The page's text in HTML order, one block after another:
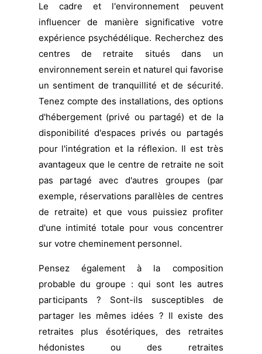
Le cadre et l'environnement peuvent
influencer de manière significative votre
expérience psychédélique. Recherchez des
centres de retraite situés dans un
environnement serein et naturel qui favorise
un sentiment de tranquillité et de sécurité.
Tenez compte des installations, des options
d'hébergement (privé ou partagé) et de la
disponibilité d'espaces privés ou partagés
pour l'intégration et la réflexion. Il est très
avantageux que le centre de retraite ne soit
pas partagé avec d'autres groupes (par
exemple, réservations parallèles de centres
de retraite) et que vous puissiez profiter
d'une intimité totale pour vous concentrer
sur votre cheminement personnel.
Pensez également à la composition
probable du groupe : qui sont les autres
participants ? Sont-ils susceptibles de
partager les mêmes idées ? Il existe des
retraites plus ésotériques, des retraites
hédonistes ou des retraites